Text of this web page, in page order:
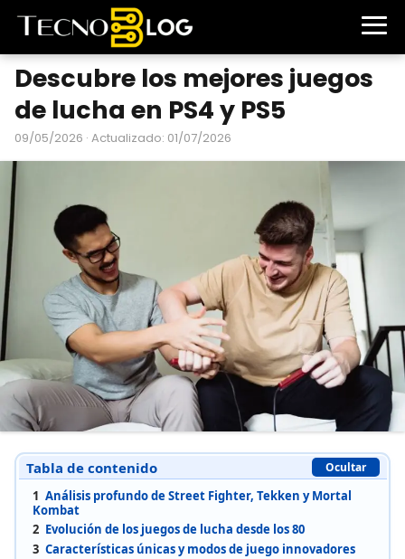
Descubre los mejores juegos
de lucha en PS4 y PS5
09/05/2026 · Actualizado: 01/07/2026
Tabla de contenido Ocultar
1 Análisis profundo de Street Fighter, Tekken y Mortal
Kombat
2 Evolución de los juegos de lucha desde los 80
3 Características únicas y modos de juego innovadores